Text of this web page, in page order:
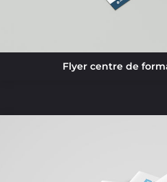
Flyer centre de